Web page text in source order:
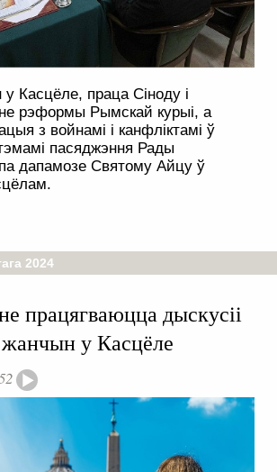
Касцёле, праца Сіноду і
рэформы Рымскай курыі, а
з войнамі і канфліктамі ў
пасяджэння Рады
дапамозе Святому Айцу ў
2024
працягваюцца дыскусіі
у Касцёле